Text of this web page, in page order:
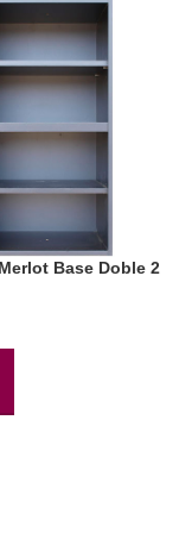
Base Doble 2
CARRITO